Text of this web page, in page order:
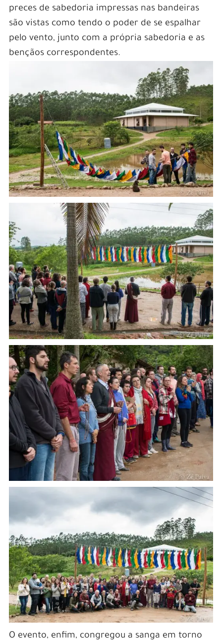
preces de sabedoria impressas nas bandeiras
são vistas como tendo o poder de se espalhar
pelo vento, junto com a própria sabedoria e as
bençãos correspondentes.
O evento, enfim, congregou a sanga em torno